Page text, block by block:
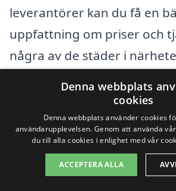
leverantörer kan du få en
uppfattning om priser och
några av de städer i
Nynäshamn
Ösmo
Denna webbplats
cookies
Denna webbplats använder cookies
användarupplevelsen. Genom att använda
du till alla cookies i enlighet med vår
ACCEPTERA ALLA